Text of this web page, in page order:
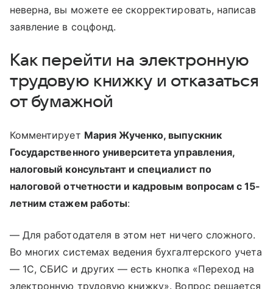
неверна, вы можете ее скорректировать, написав
заявление в соцфонд.
Как перейти на электронную
трудовую книжку и отказаться
от бумажной
Комментирует Мария Жученко, выпускник
Государственного университета управления,
налоговый консультант и специалист по
налоговой отчетности и кадровым вопросам с 15-
летним стажем работы:
— Для работодателя в этом нет ничего сложного.
Во многих системах ведения бухгалтерского учета
— 1С, СБИС и других — есть кнопка «Переход на
электронную трудовую книжку». Вопрос решается